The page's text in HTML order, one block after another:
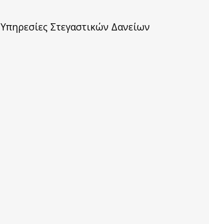
Υπηρεσίες Στεγαστικών Δανείων